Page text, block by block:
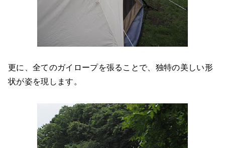
更に、全てのガイロープを張ることで、独特の美しい形
状が姿を現します。